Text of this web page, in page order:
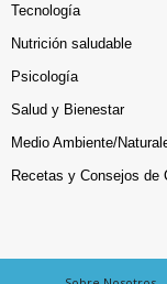
Tecnología
Nutrición saludable
Psicología
Salud y Bienestar
Medio Ambiente/
Recetas y Consejos de